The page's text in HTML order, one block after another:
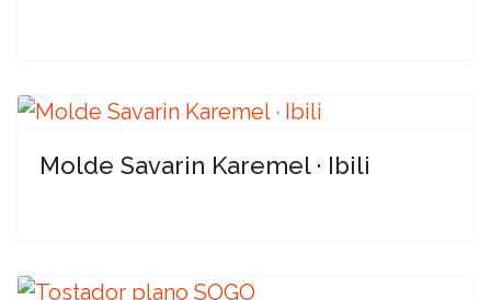
Molde Savarin Karemel · Ibili